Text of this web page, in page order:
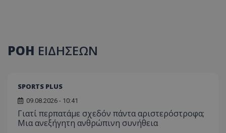
ΡΟΗ ΕΙΔΗΣΕΩΝ
SPORTS PLUS
09.08.2026 - 10:41
Γιατί περπατάμε σχεδόν πάντα αριστερόστροφα;
Μια ανεξήγητη ανθρώπινη συνήθεια